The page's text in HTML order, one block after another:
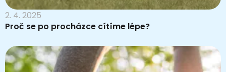
2. 4. 2025
Proč se po procházce cítíme lépe?